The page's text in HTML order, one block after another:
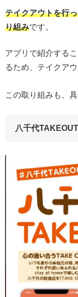
テイクアウトを行
り組みです。
アプリで紹介する
るため、テイクア
この取り組みも、
八千代TAKEOUT